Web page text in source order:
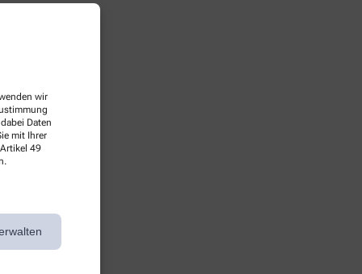
wir
Daten
mit Ihrer
49